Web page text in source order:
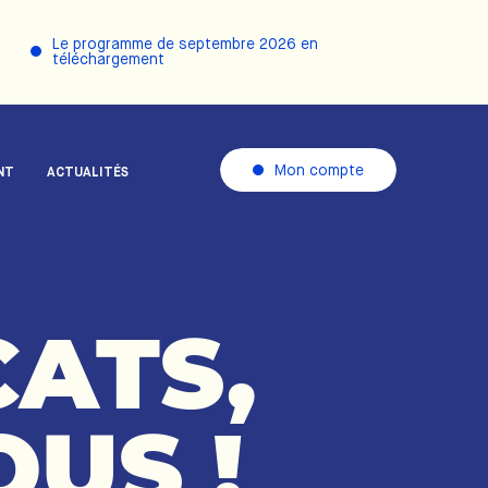
Le programme de septembre 2026 en
téléchargement
ACTUALITÉS Mon compte